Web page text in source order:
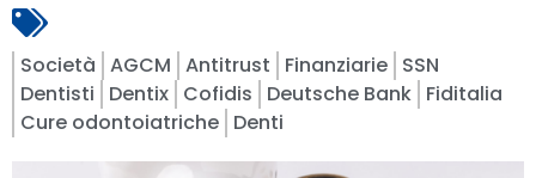
Società AGCM Antitrust Finanziarie SSN
Dentisti
Dentix Cofidis Deutsche Bank Fiditalia
Cure odontoiatriche Denti